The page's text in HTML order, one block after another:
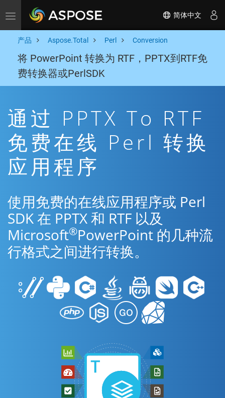
Toggle navigation 简体中文
产品 Aspose.Total Perl Conversion
将 PowerPoint 转换为 RTF，PPTX到RTF免
费转换器或PerlSDK
通过 PPTX To RTF
免费在线 Perl 转换
应用程序
使用免费的在线应用程序或 Perl
SDK 在 PPTX 和 RTF 以及
Microsoft®PowerPoint 的几种流
行格式之间进行转换。